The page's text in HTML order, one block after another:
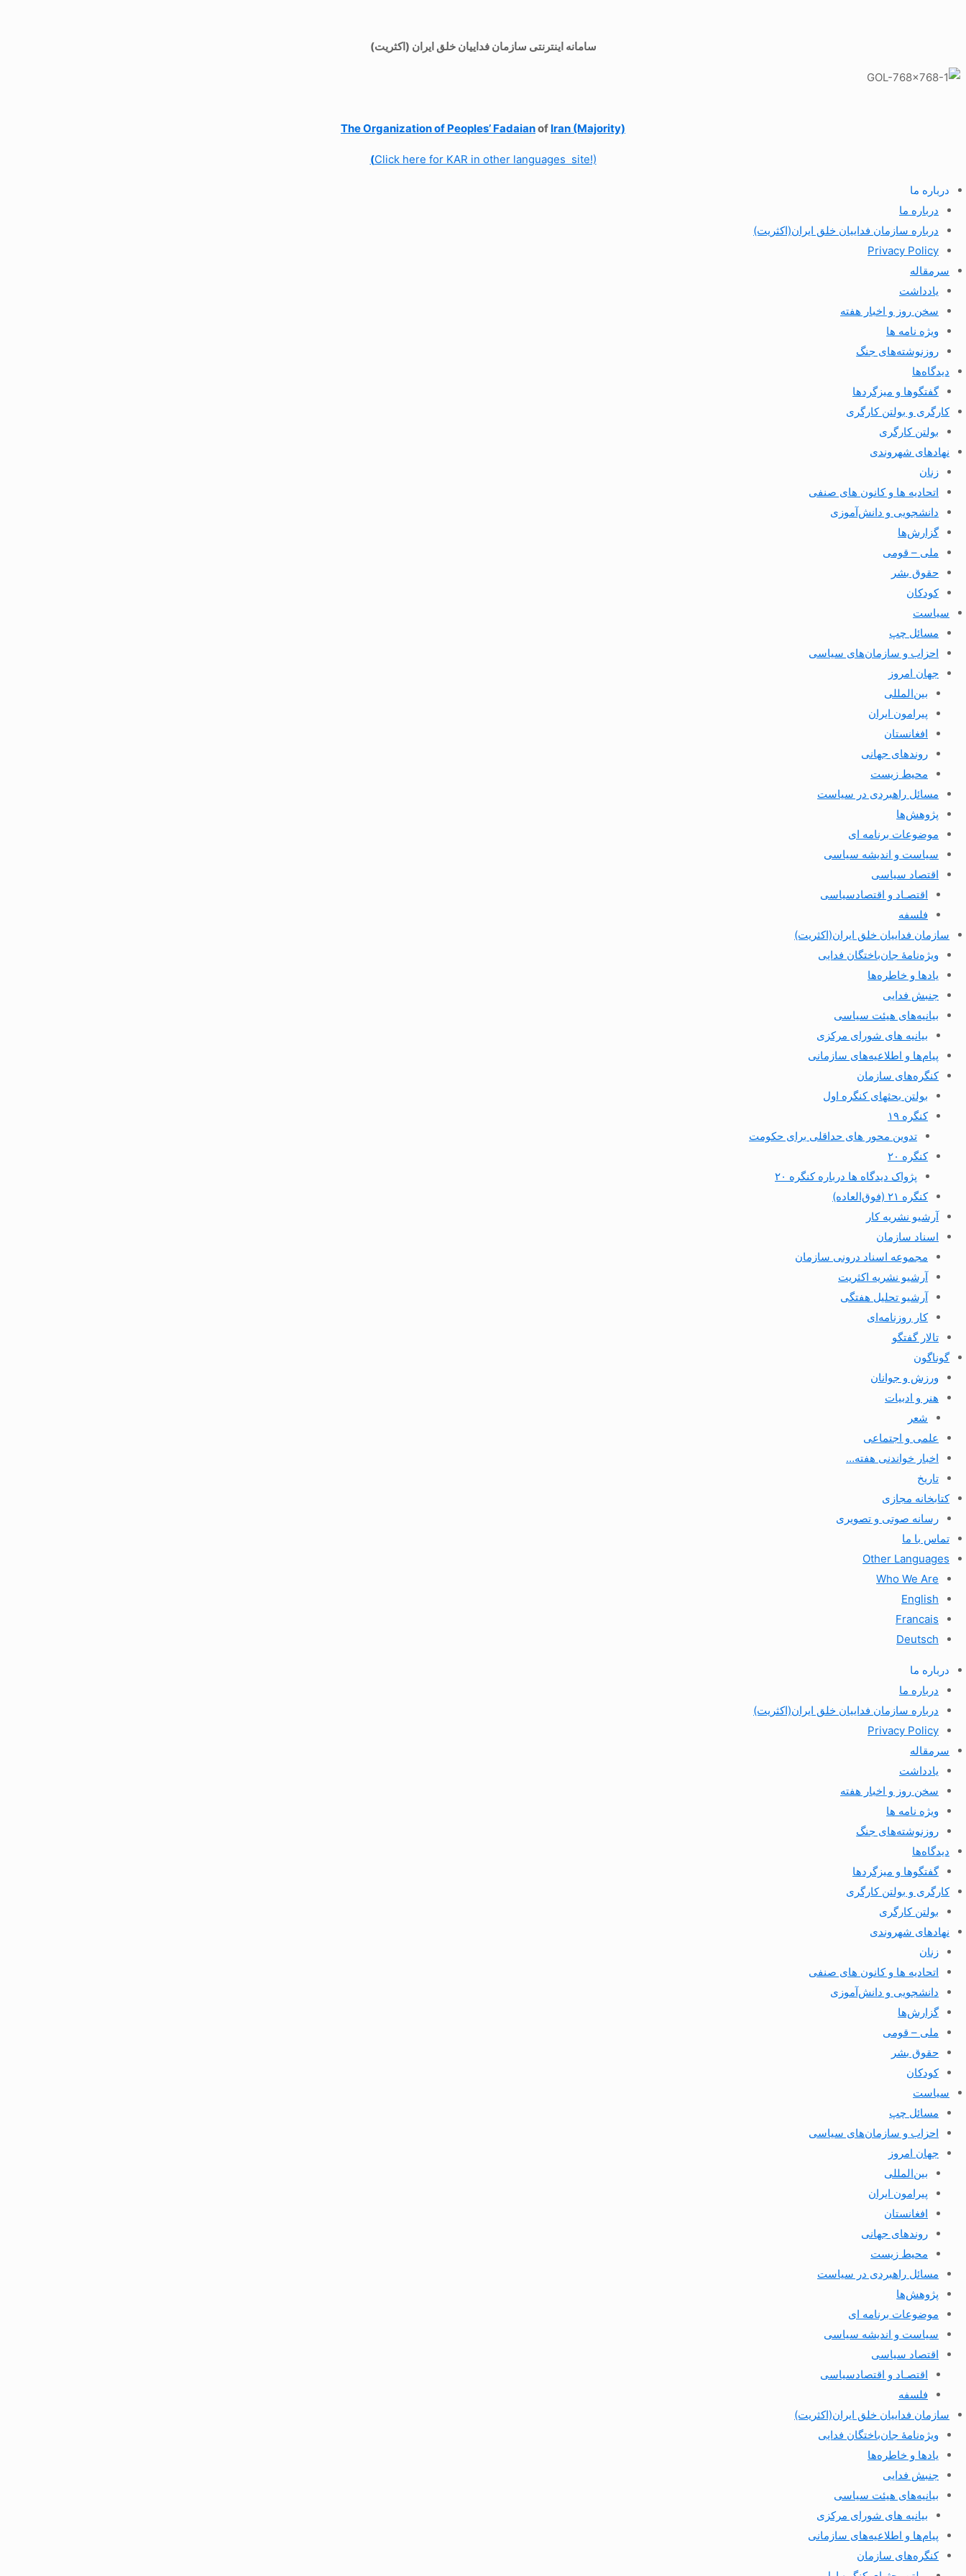
سامانه اینترنتی سازمان فداییان خلق ایران (اکثریت)
The Organization of Peoples’ Fadaianof Iran (Majority)
(Click here for KAR in other languages site!)
درباره ما
درباره ما
درباره سازمان فداییان خلق ایران(اکثریت)
Privacy Policy
سرمقاله
یادداشت
سخن روز و اخبار هفته
ویژه نامه ها
روزنوشته‌های جنگ
دیدگاه‌ها
گفتگوها و میزگردها
کارگری و بولتن کارگری
بولتن کارگری
نهادهای شهروندی
زنان
اتحادیه ها و کانون های صنفی
دانشجویی و دانش‌آموزی
گزارش‌ها
ملی – قومی
حقوق بشر
کودکان
سیاست
مسائل چپ
احزاب و سازمان‌های سیاسی
جهان امروز
بین‌المللی
پیرامون ایران
افغانستان
روندهای جهانی
محیط زیست
مسائل راهبردی در سیاست
پژوهش‌ها
موضوعات برنامه ای
سیاست و اندیشه سیاسی
اقتصاد سیاسی
اقتصـاد و اقتصاد‌سیاسی
فلسفه
سازمان فداییان خلق ایران(اکثریت)
ویژه‌نامهٔ جان‌باختگان فدایی
یادها و خاطره‌ها
جنبش فدایی
بیانیه‌های هیئت سیاسی
بیانیه های شورای مرکزی
پیام‌ها و اطلاعیه‌های سازمانی
کنگره‌های سازمان
بولتن بحثهای کنگره اول
کنگره ۱۹
تدوین محور های حداقلی برای حکومت
کنگره ۲۰
پژواک دیدگاه ها درباره کنگره ۲۰
کنگره ۲۱ (فوق‌العاده)
آرشیو نشریه کار
اسناد سازمان
مجموعه اسناد درونی سازمان
آرشیو نشریه اکثریت
آرشیو تحلیل هفتگی
کار روزنامه‌ای
تالار گفتگو
گوناگون
ورزش و جوانان
هنر و ادبیات
شعر
علمی و اجتماعی
اخبار خواندنی هفته…
تاریخ
کتابخانه مجازی
رسانه صوتی و تصویری
تماس با ما
Other Languages
Who We Are
English
Francais
Deutsch
درباره ما
درباره ما
درباره سازمان فداییان خلق ایران(اکثریت)
Privacy Policy
سرمقاله
یادداشت
سخن روز و اخبار هفته
ویژه نامه ها
روزنوشته‌های جنگ
دیدگاه‌ها
گفتگوها و میزگردها
کارگری و بولتن کارگری
بولتن کارگری
نهادهای شهروندی
زنان
اتحادیه ها و کانون های صنفی
دانشجویی و دانش‌آموزی
گزارش‌ها
ملی – قومی
حقوق بشر
کودکان
سیاست
مسائل چپ
احزاب و سازمان‌های سیاسی
جهان امروز
بین‌المللی
پیرامون ایران
افغانستان
روندهای جهانی
محیط زیست
مسائل راهبردی در سیاست
پژوهش‌ها
موضوعات برنامه ای
سیاست و اندیشه سیاسی
اقتصاد سیاسی
اقتصـاد و اقتصاد‌سیاسی
فلسفه
سازمان فداییان خلق ایران(اکثریت)
ویژه‌نامهٔ جان‌باختگان فدایی
یادها و خاطره‌ها
جنبش فدایی
بیانیه‌های هیئت سیاسی
بیانیه های شورای مرکزی
پیام‌ها و اطلاعیه‌های سازمانی
کنگره‌های سازمان